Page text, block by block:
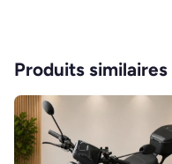
Produits similaires